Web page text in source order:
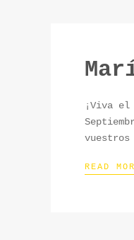
¡Viva el
vuestros
READ